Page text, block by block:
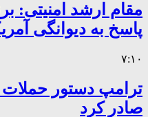
مقام ارشد امنیتی:
پاسخ به دیوانگی
۷:۱۰
ترامپ دستور حملات
صادر کرد